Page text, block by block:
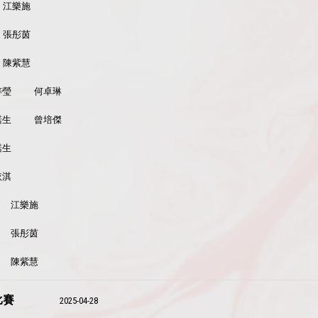
江樂施
張彤茵
陳紫慧
瑩 何卓琳
生 曾培傑
生
淇
江樂施
張彤茵
陳紫慧
賽 2025-04-28